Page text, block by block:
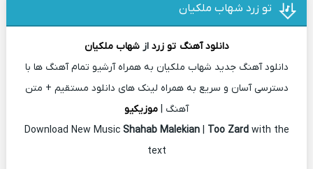
تو زرد شهاب ملکیان
دانلود آهنگ تو زرد ازشهاب ملکیان
دانلود آهنگ جدید شهاب ملکیان به همراه آرشیو تمام آهنگ ها با
دسترسی آسان و سریع به همراه لینک های دانلود مستقیم + متن
آهنگ | موزیکیو
Download New Music Shahab Malekian| Too Zard with the
text